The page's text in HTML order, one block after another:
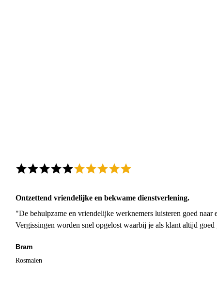
Ontzettend vriendelijke en bekwame dienstverlening.
"De behulpzame en vriendelijke werknemers luisteren goed naar
Vergissingen worden snel opgelost waarbij je als klant altijd
Bram
Rosmalen